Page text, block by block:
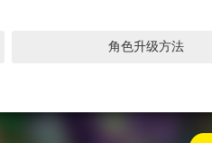
角色升级方法